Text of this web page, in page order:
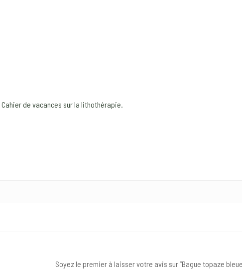
Cahier de vacances sur la lithothérapie.
Soyez le premier à laisser votre avis sur “Bague topaze